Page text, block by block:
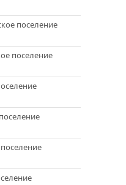
поселение
поселение